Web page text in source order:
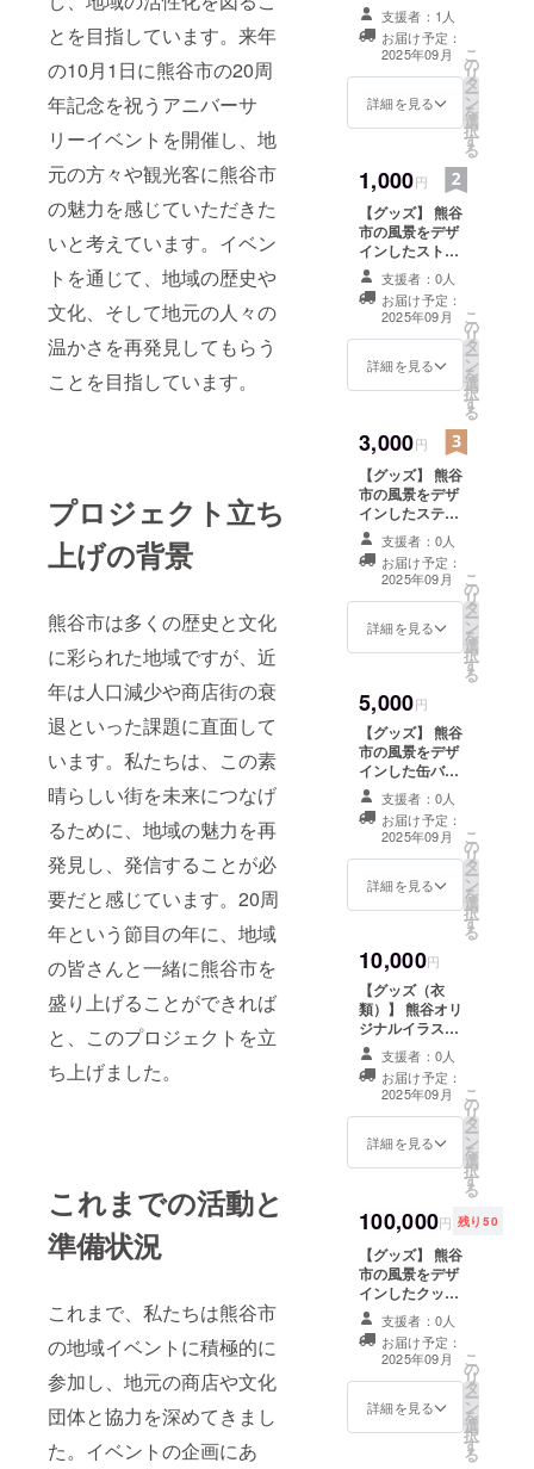
とを目指しています。来年
の10月1日に熊谷市の20周
年記念を祝うアニバーサ
リーイベントを開催し、地
元の方々や観光客に熊谷市
の魅力を感じていただきた
いと考えています。イベン
トを通じて、地域の歴史や
文化、そして地元の人々の
温かさを再発見してもらう
ことを目指しています。
プロジェクト立ち
上げの背景
熊谷市は多くの歴史と文化
に彩られた地域ですが、近
年は人口減少や商店街の衰
退といった課題に直面して
います。私たちは、この素
晴らしい街を未来につなげ
るために、地域の魅力を再
発見し、発信することが必
要だと感じています。20周
年という節目の年に、地域
の皆さんと一緒に熊谷市を
盛り上げることができれば
と、このプロジェクトを立
ち上げました。
これまでの活動と
準備状況
これまで、私たちは熊谷市
の地域イベントに積極的に
参加し、地元の商店や文化
団体と協力を深めてきまし
た。イベントの企画にあ
て、お礼のメッ
セージをお送り
します。
支援者：1人
お届け予定：
2025年09月
詳細を見る
こ
の
リ
タ
ー
ン
を
選
択
す
る
1,000円
【グッズ】 熊谷
市の風景をデザ
インしたスト
ラップを提供し
ます。特別デザ
インです。 ・数
量：1点 ・サイ
ズ：約3×5cm
支援者：0人
お届け予定：
2025年09月
詳細を見る
こ
の
リ
タ
ー
ン
を
選
択
す
る
3,000円
【グッズ】 熊谷
市の風景をデザ
インしたステッ
カーを提供しま
す。特別デザイ
ンです。 ・数
量：1点 ・サイ
ズ：約3×3cm
支援者：0人
お届け予定：
2025年09月
詳細を見る
こ
の
リ
タ
ー
ン
を
選
択
す
る
5,000円
【グッズ】 熊谷
市の風景をデザ
インした缶バッ
ジを提供しま
す。特別デザイ
ンです。 ・数
量：1点 ・サイ
ズ：約4×4cm
支援者：0人
お届け予定：
2025年09月
詳細を見る
こ
の
リ
タ
ー
ン
を
選
択
す
る
10,000円
【グッズ（衣
類）】 熊谷オリ
ジナルイラスト
をデザインしたT
シャツを提供し
ます。 ・サイズ
展開：S, M, L,2L
・カラー展開：
赤,水色,ピンク,
合、オプション
（プルダウン選
択）をご設定く
ださい。
支援者：0人
お届け予定：
2025年09月
詳細を見る
こ
の
リ
タ
ー
ン
を
選
択
す
る
100,000円 残り50
【グッズ】 熊谷
市の風景をデザ
インしたクッ
ションを提供し
ます。特別デザ
インです。 ・数
量：1点 ・サイ
ズ：約30×30cm
支援者：0人
お届け予定：
2025年09月
詳細を見る
こ
の
リ
タ
ー
ン
を
選
択
す
る